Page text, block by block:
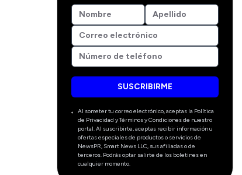
SUSCRIBIRME
Al someter tu correo electrónico, aceptas la Política
de Privacidad y Términos y Condiciones de nuestro
portal. Al suscribirte, aceptas recibir información u
ofertas especiales de productos o servicios de
NewsPR, Smart News LLC, sus afiliadas o de
terceros. Podrás optar salirte de los boletines en
cualquier momento.